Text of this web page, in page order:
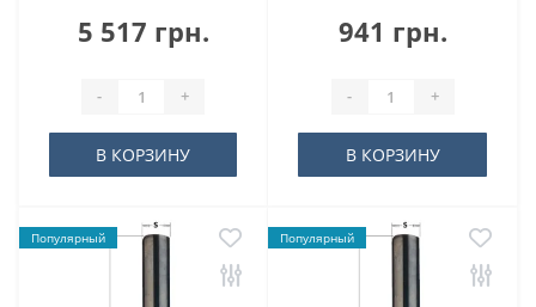
5 517 грн.
- +
В КОРЗИНУ
941 грн.
- +
В КОРЗИНУ
Популярный Популярный